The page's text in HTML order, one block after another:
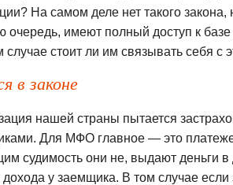
На самом деле нет такого закона,
имеют полный доступ к базе
стоит ли им связывать себя с
в законе
нашей страны пытается
Для МФО главное — это
судимость они не, выдают деньги в
у заемщика. В том случае